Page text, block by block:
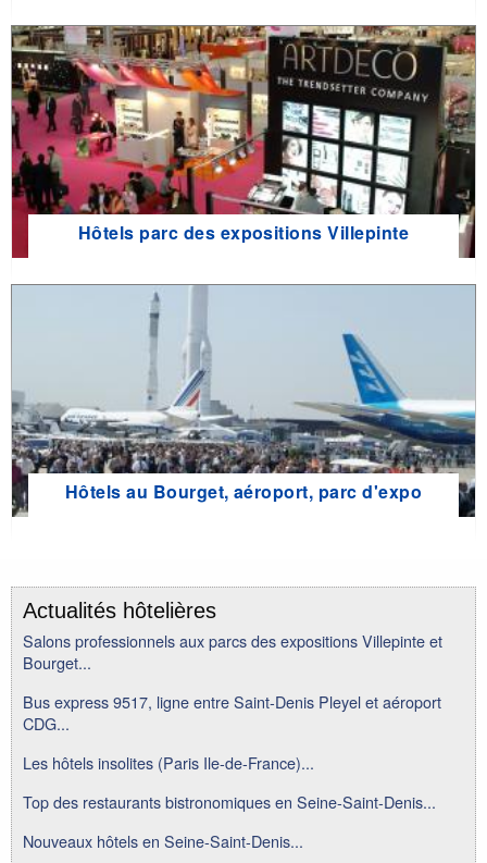
Hôtels parc des expositions Villepinte
Hôtels au Bourget, aéroport, parc d'expo
Actualités hôtelières
Salons professionnels aux parcs des expositions Villepinte et
Bourget...
Bus express 9517, ligne entre Saint-Denis Pleyel et aéroport
CDG...
Les hôtels insolites (Paris Ile-de-France)...
Top des restaurants bistronomiques en Seine-Saint-Denis...
Nouveaux hôtels en Seine-Saint-Denis...